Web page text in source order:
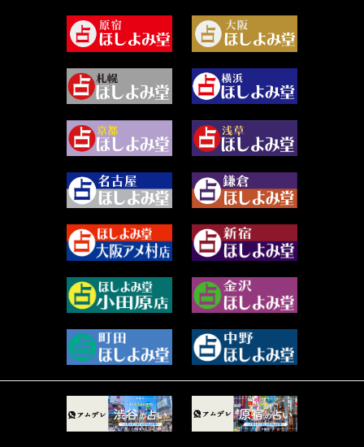
尾羽奈美海 (95)
藻那ムール (2)
白丸モカ (180)
水浅葱 旬時 (150)
阿佐霧 峰麿 (37)
源 彩乃 (65)
美月マーシャ (212)
芽百マミム (741)
真巳華 - Mamika - (268)
プラタ 真寿 (165)
紅月Luru (5)
ルーカス伽豆海 (1111)
2024年5月 (92)
2024年3月 (49)
2024年2月 (40)
2024年1月 (63)
2023年12月 (86)
2023年11月 (67)
2023年10月 (36)
2023年9月 (37)
2023年8月 (46)
2023年7月 (59)
2023年6月 (73)
2023年5月 (67)
2023年4月 (73)
2023年2月 (99)